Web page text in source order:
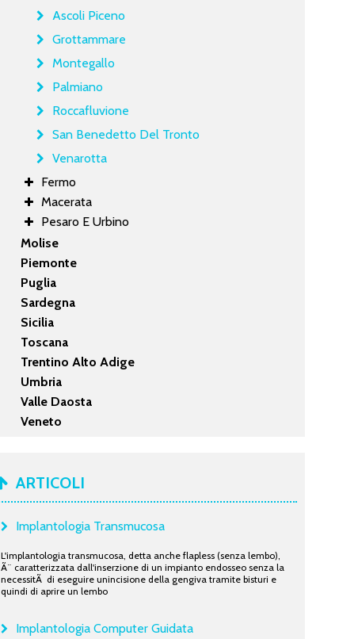
Ascoli Piceno
Grottammare
Montegallo
Palmiano
Roccafluvione
San Benedetto Del Tronto
Venarotta
Fermo
Macerata
Pesaro E Urbino
Molise
Piemonte
Puglia
Sardegna
Sicilia
Toscana
Trentino Alto Adige
Umbria
Valle Daosta
Veneto
ARTICOLI
Implantologia Transmucosa
L'implantologia transmucosa, detta anche flapless (senza lembo),
Ã¨ caratterizzata dall'inserzione di un impianto endosseo senza la
necessitÃ di eseguire unincisione della gengiva tramite bisturi e
quindi di aprire un lembo
Implantologia Computer Guidata